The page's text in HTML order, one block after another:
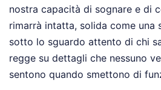
nostra capacità di sognare e di
rimarrà intatta, solida come una
sotto lo sguardo attento di chi
regge su dettagli che nessuno
sentono quando smettono di